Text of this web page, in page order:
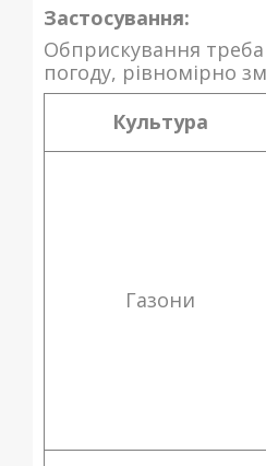
Застосування:
Обприскування
погоду, рівномірно
Культура
Газони